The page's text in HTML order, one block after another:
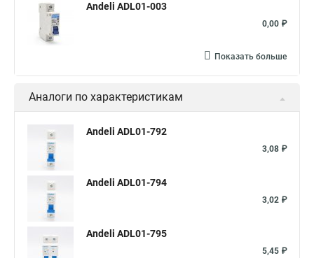
Andeli ADL01-003
0,00 ₽
Показать больше
Аналоги по характеристикам
Andeli ADL01-792
3,08 ₽
Andeli ADL01-794
3,02 ₽
Andeli ADL01-795
5,45 ₽